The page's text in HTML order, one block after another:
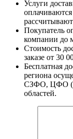
Услуги
Покупатель
компании до
Стоимость
заказе от 30
Бесплатная
региона
СЗФО, ЦФО
областей.